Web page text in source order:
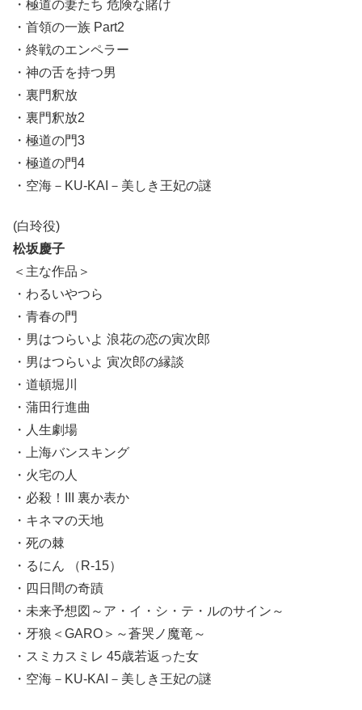
・極道の妻たち 危険な賭け
・首領の一族 Part2
・終戦のエンペラー
・神の舌を持つ男
・裏門釈放
・裏門釈放2
・極道の門3
・極道の門4
・空海－KU-KAI－美しき王妃の謎
(白玲役)
松坂慶子
＜主な作品＞
・わるいやつら
・青春の門
・男はつらいよ 浪花の恋の寅次郎
・男はつらいよ 寅次郎の縁談
・道頓堀川
・蒲田行進曲
・人生劇場
・上海バンスキング
・火宅の人
・必殺！III 裏か表か
・キネマの天地
・死の棘
・るにん （R-15）
・四日間の奇蹟
・未来予想図～ア・イ・シ・テ・ルのサイン～
・牙狼＜GARO＞～蒼哭ノ魔竜～
・スミカスミレ 45歳若返った女
・空海－KU-KAI－美しき王妃の謎